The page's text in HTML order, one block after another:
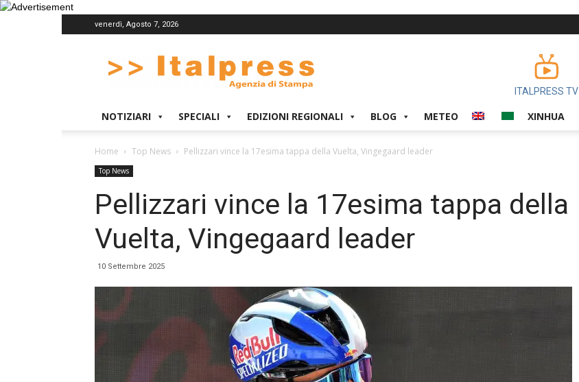
venerdì, Agosto 7, 2026
ITALPRESS TV
NOTIZIARI SPECIALI EDIZIONI REGIONALI BLOG METEO XINHUA
Home Top News Pellizzari vince la 17esima tappa della Vuelta, Vingegaard leader
Top News
Pellizzari vince la 17esima tappa della
Vuelta, Vingegaard leader
10 Settembre 2025